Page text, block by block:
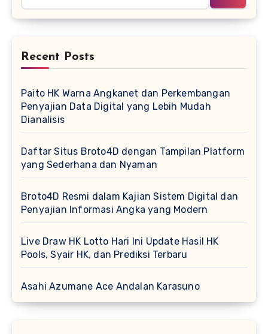
Recent Posts
Paito HK Warna Angkanet dan Perkembangan
Penyajian Data Digital yang Lebih Mudah
Dianalisis
Daftar Situs Broto4D dengan Tampilan Platform
yang Sederhana dan Nyaman
Broto4D Resmi dalam Kajian Sistem Digital dan
Penyajian Informasi Angka yang Modern
Live Draw HK Lotto Hari Ini Update Hasil HK
Pools, Syair HK, dan Prediksi Terbaru
Asahi Azumane Ace Andalan Karasuno